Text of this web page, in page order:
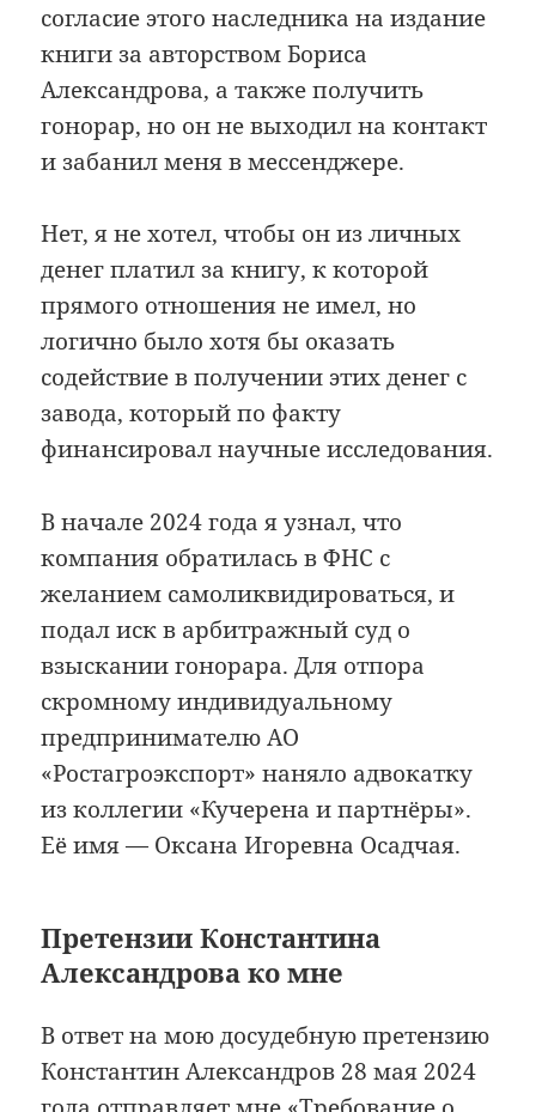
согласие этого наследника на издание
книги за авторством Бориса
Александрова, а также получить
гонорар, но он не выходил на контакт
и забанил меня в мессенджере.
Нет, я не хотел, чтобы он из личных
денег платил за книгу, к которой
прямого отношения не имел, но
логично было хотя бы оказать
содействие в получении этих денег с
завода, который по факту
финансировал научные исследования.
В начале 2024 года я узнал, что
компания обратилась в ФНС с
желанием самоликвидироваться, и
подал иск в арбитражный суд о
взыскании гонорара. Для отпора
скромному индивидуальному
предпринимателю АО
«Ростагроэкспорт» наняло адвокатку
из коллегии «Кучерена и партнёры».
Её имя — Оксана Игоревна Осадчая.
Претензии Константина
Александрова ко мне
В ответ на мою досудебную претензию
Константин Александров 28 мая 2024